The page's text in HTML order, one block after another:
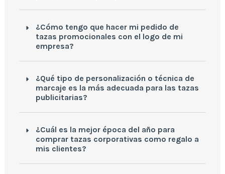
¿Cómo tengo que hacer mi pedido de
tazas promocionales con el logo de mi
empresa?
¿Qué tipo de personalización o técnica de
marcaje es la más adecuada para las tazas
publicitarias?
¿Cuál es la mejor época del año para
comprar tazas corporativas como regalo a
mis clientes?